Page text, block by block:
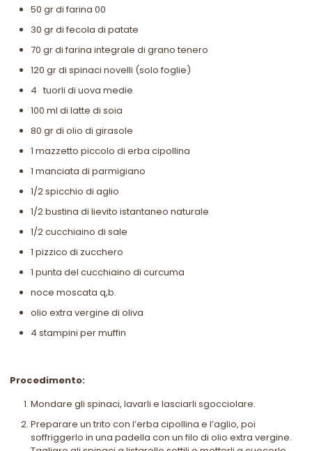
50 gr di farina 00
30 gr di fecola di patate
70 gr di farina integrale di grano tenero
120 gr di spinaci novelli (solo foglie)
4 tuorli di uova medie
100 ml di latte di soia
80 gr di olio di girasole
1 mazzetto piccolo di erba cipollina
1 manciata di parmigiano
1/2 spicchio di aglio
1/2 bustina di lievito istantaneo naturale
1/2 cucchiaino di sale
1 pizzico di zucchero
1 punta del cucchiaino di curcuma
noce moscata q,b.
olio extra vergine di oliva
4 stampini per muffin
Procedimento:
Mondare gli spinaci, lavarli e lasciarli sgocciolare.
Preparare un trito con l’erba cipollina e l’aglio, poi
soffriggerlo in una padella con un filo di olio extra vergine.